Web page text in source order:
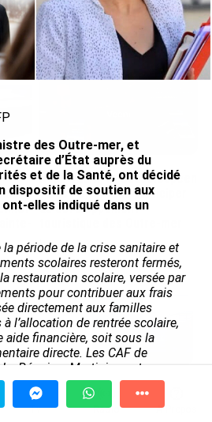
: un engagement
mer
Avec VEENI, le Guadeloupéen
Yanis Foy entend participer
au développement
le 06/08/2026
aux Antilles,
à Tv Radio A Propos
des Outre-mer, et
d’État auprès du
et de la Santé, ont décidé
dispositif de soutien aux
elles indiqué dans un
période de la crise sanitaire et
scolaires resteront fermés,
restauration scolaire, versée par
pour contribuer aux frais
directement aux familles
l’allocation de rentrée scolaire,
aide financière, soit sous la
directe. Les CAF de
Réunion, Martinique et
la mise en place de cette
dans les prochains jours